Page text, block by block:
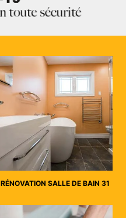
RÉNOVATION SALLE DE BAIN 31